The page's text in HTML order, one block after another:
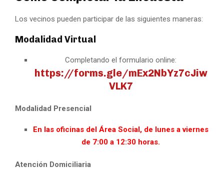
Los vecinos pueden participar de las siguientes maneras:
Modalidad Virtual
Completando el formulario online:
https://forms.gle/mEx2NbYz7cJiw
VLK7
Modalidad Presencial
En las oficinas del Área Social, de lunes a viernes
de 7:00 a 12:30 horas.
Atención Domiciliaria